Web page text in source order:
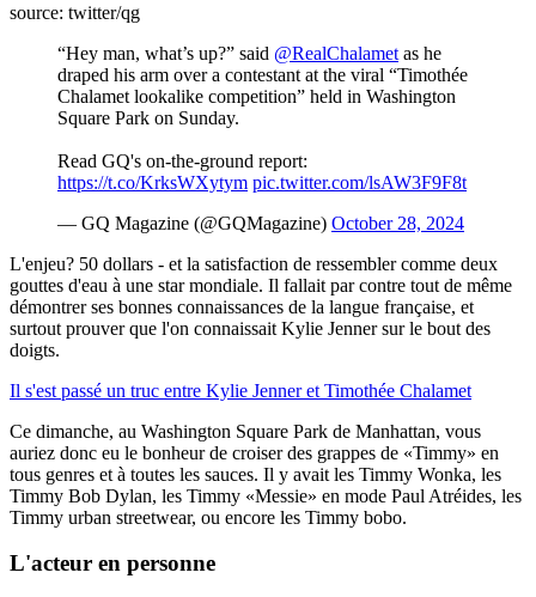
source: twitter/qg
“Hey man, what’s up?” said @RealChalamet as he
draped his arm over a contestant at the viral “Timothée
Chalamet lookalike competition” held in Washington
Square Park on Sunday.
Read GQ's on-the-ground report:
https://t.co/KrksWXytym pic.twitter.com/lsAW3F9F8t
— GQ Magazine (@GQMagazine) October 28, 2024
L'enjeu? 50 dollars - et la satisfaction de ressembler comme deux
gouttes d'eau à une star mondiale. Il fallait par contre tout de même
démontrer ses bonnes connaissances de la langue française, et
surtout prouver que l'on connaissait Kylie Jenner sur le bout des
doigts.
Il s'est passé un truc entre Kylie Jenner et Timothée Chalamet
Ce dimanche, au Washington Square Park de Manhattan, vous
auriez donc eu le bonheur de croiser des grappes de «Timmy» en
tous genres et à toutes les sauces. Il y avait les Timmy Wonka, les
Timmy Bob Dylan, les Timmy «Messie» en mode Paul Atréides, les
Timmy urban streetwear, ou encore les Timmy bobo.
L'acteur en personne